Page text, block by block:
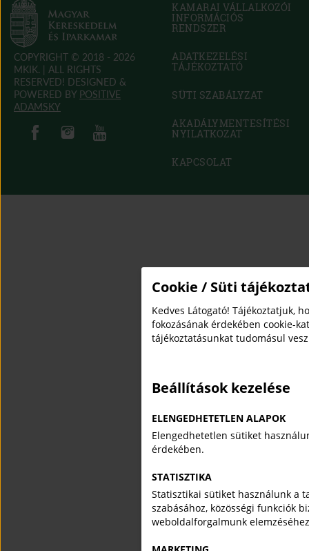
COPYRIGHT © 2018 - 2026
MKIK. | ALL RIGHTS
RESERVED! DESIGNED &
POWERED BY POSITIVE
ADAMSKY
NEW
WINDOW)
(open in new window) (open in new window) (open in new window)
KAMARAI VÁLLALKOZÓI
INFORMÁCIÓS
RENDSZER(OPEN
NEW
WINDOW)
ADATKEZELÉSI
TÁJÉKOZTATÓ
SÜTI SZABÁLYZAT
AKADÁLYMENTESÍTÉSI
NYILATKOZAT
KAPCSOLAT
Cookie / Süti
Kedves Látogató! Tájékoztatjuk,
fokozásának érdekében cookie-
tájékoztatásunkat tudomásul
Beállítások kezelése
ELENGEDHETETLEN ALAPOK
Elengedhetetlen sütiket
érdekében.
STATISZTIKA
Statisztikai sütiket használunk a
szabásához, közösségi funkciók
weboldalforgalmunk